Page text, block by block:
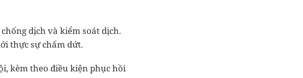
dịch và kiểm soát dịch.
thực sự chấm dứt.
kèm theo điều kiện phục hồi